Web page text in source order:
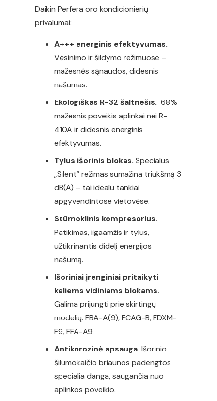
Daikin Perfera oro kondicionierių
privalumai:
A+++ energinis efektyvumas.
Vėsinimo ir šildymo režimuose –
mažesnės sąnaudos, didesnis
našumas.
Ekologiškas R-32 šaltnešis. 68 %
mažesnis poveikis aplinkai nei R-
410A ir didesnis energinis
efektyvumas.
Tylus išorinis blokas. Specialus
„Silent“ režimas sumažina triukšmą 3
dB(A) – tai idealu tankiai
apgyvendintose vietovėse.
Stūmoklinis kompresorius.
Patikimas, ilgaamžis ir tylus,
užtikrinantis didelį energijos
našumą.
Išoriniai įrenginiai pritaikyti
keliems vidiniams blokams.
Galima prijungti prie skirtingų
modelių: FBA-A(9), FCAG-B, FDXM-
F9, FFA-A9.
Antikorozinė apsauga. Išorinio
šilumokaičio briaunos padengtos
specialia danga, saugančia nuo
aplinkos poveikio.